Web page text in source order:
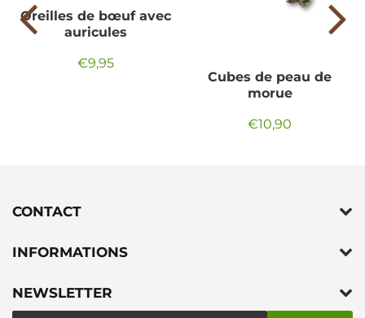
Oreilles de bœuf avec
auricules
Prix
€9,95€9,95
Cubes de peau de
morue
Prix
€10,90
CONTACT
INFORMATIONS
NEWSLETTER